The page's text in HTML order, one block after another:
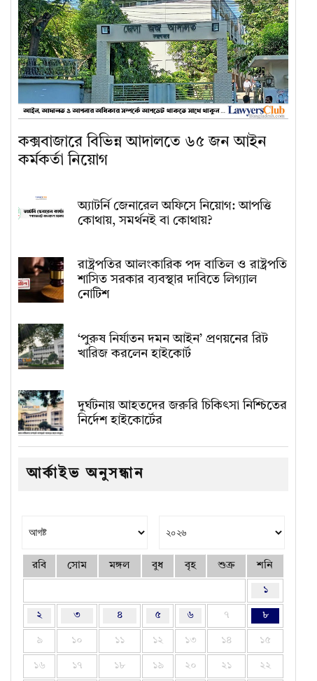
কক্সবাজারে বিভিন্ন আদালতে ৬৫ জন আইন
কর্মকর্তা নিয়োগ
অ্যাটর্নি জেনারেল অফিসে নিয়োগ: আপত্তি
কোথায়, সমর্থনই বা কোথায়?
রাষ্ট্রপতির আলংকারিক পদ বাতিল ও রাষ্ট্রপতি
শাসিত সরকার ব্যবস্থার দাবিতে লিগ্যাল
নোটিশ
‘পুরুষ নির্যাতন দমন আইন’ প্রণয়নের রিট
খারিজ করলেন হাইকোর্ট
দুর্ঘটনায় আহতদের জরুরি চিকিৎসা নিশ্চিতের
নির্দেশ হাইকোর্টের
আর্কাইভ অনুসন্ধান
রবি সোম মঙ্গল বুধ বৃহ শুক্র শনি
১
২ ৩ ৪ ৫ ৬ ৭ ৮
৯ ১০ ১১ ১২ ১৩ ১৪ ১৫
১৬ ১৭ ১৮ ১৯ ২০ ২১ ২২